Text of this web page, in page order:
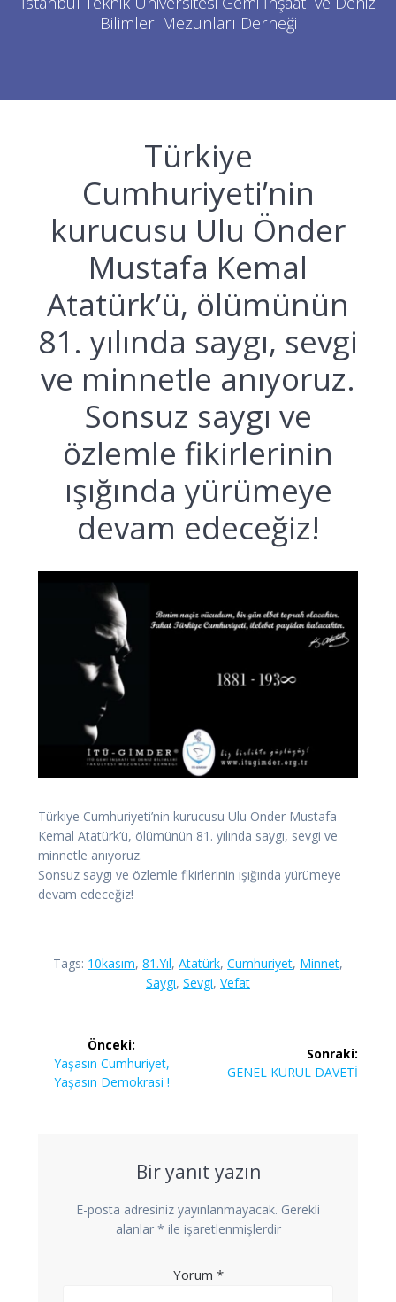
Bilimleri Mezunları Derneği
Türkiye
Cumhuriyeti’nin
kurucusu Ulu Önder
Mustafa Kemal
Atatürk’ü, ölümünün
81. yılında saygı, sevgi
ve minnetle anıyoruz.
Sonsuz saygı ve
özlemle fikirlerinin
ışığında yürümeye
devam edeceğiz!
Türkiye Cumhuriyeti’nin kurucusu Ulu Önder Mustafa
Kemal Atatürk’ü, ölümünün 81. yılında saygı, sevgi ve
minnetle anıyoruz.
Sonsuz saygı ve özlemle fikirlerinin ışığında yürümeye
devam edeceğiz!
Tags: 10kasım, 81.yıl, Atatürk, Cumhuriyet, Minnet,
Saygı, Sevgi, Vefat
gezinmesi
Önceki:
Önceki
yazı:
Yaşasın Cumhuriyet,
Yaşasın Demokrasi !
Sonraki:
Sonraki
GENEL KURUL DAVETİ
Bir yanıt yazın
E-posta adresiniz yayınlanmayacak. Gerekli
alanlar * ile işaretlenmişlerdir
Yorum *